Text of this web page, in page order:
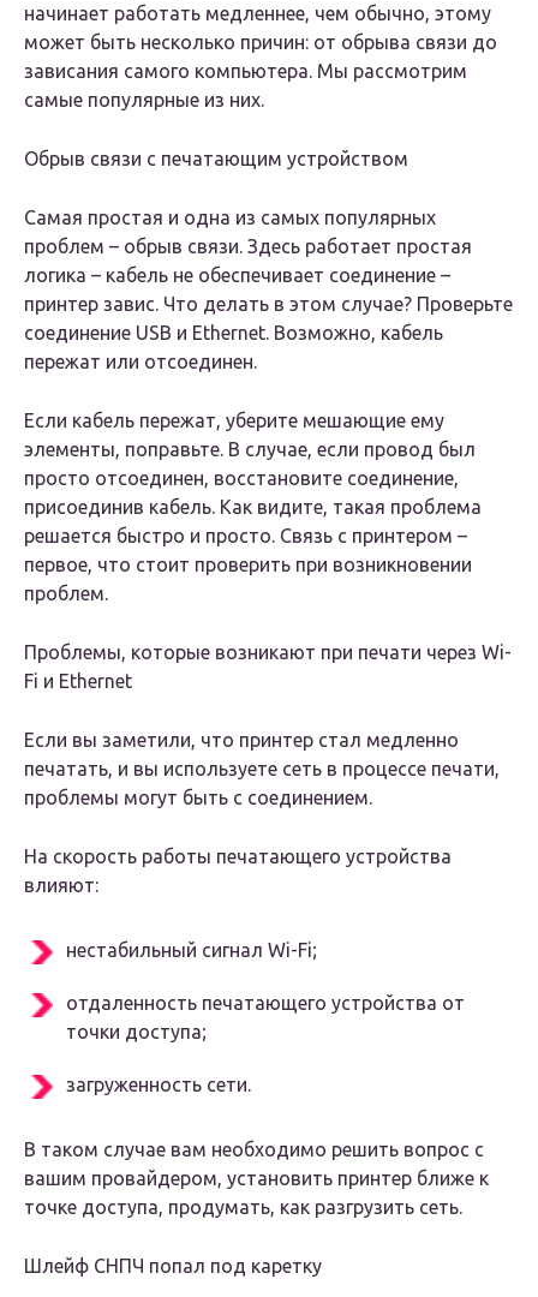
начинает работать медленнее, чем обычно, этому
может быть несколько причин: от обрыва связи до
зависания самого компьютера. Мы рассмотрим
самые популярные из них.
Обрыв связи с печатающим устройством
Самая простая и одна из самых популярных
проблем – обрыв связи. Здесь работает простая
логика – кабель не обеспечивает соединение –
принтер завис. Что делать в этом случае? Проверьте
соединение USB и Ethernet. Возможно, кабель
пережат или отсоединен.
Если кабель пережат, уберите мешающие ему
элементы, поправьте. В случае, если провод был
просто отсоединен, восстановите соединение,
присоединив кабель. Как видите, такая проблема
решается быстро и просто. Связь с принтером –
первое, что стоит проверить при возникновении
проблем.
Проблемы, которые возникают при печати через Wi-
Fi и Ethernet
Если вы заметили, что принтер стал медленно
печатать, и вы используете сеть в процессе печати,
проблемы могут быть с соединением.
На скорость работы печатающего устройства
влияют:
нестабильный сигнал Wi-Fi;
отдаленность печатающего устройства от
точки доступа;
загруженность сети.
В таком случае вам необходимо решить вопрос с
вашим провайдером, установить принтер ближе к
точке доступа, продумать, как разгрузить сеть.
Шлейф СНПЧ попал под каретку